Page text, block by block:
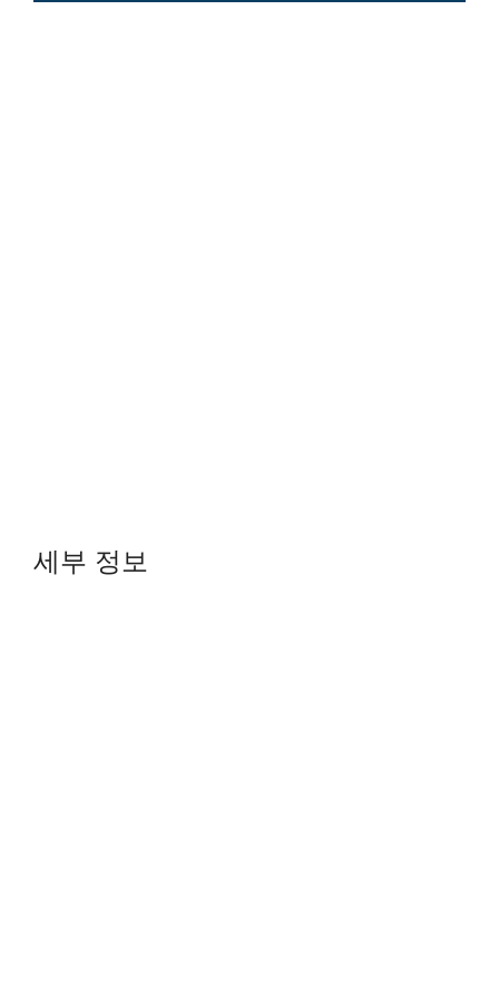
세부 정보